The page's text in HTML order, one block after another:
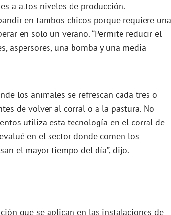
a altos niveles de producción.
en tambos chicos porque requiere una
en solo un verano. “Permite reducir el
aspersores, una bomba y una media
los animales se refrescan cada tres o
de volver al corral o a la pastura. No
utiliza esta tecnología en el corral de
en el sector donde comen los
el mayor tiempo del día”, dijo.
que se aplican en las instalaciones de